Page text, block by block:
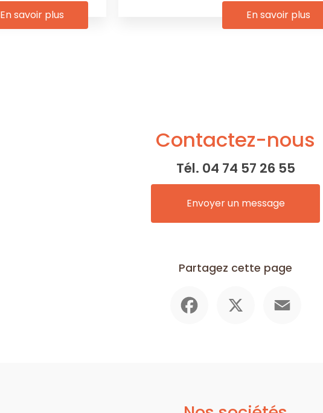
En savoir plus En savoir plus
Contactez-nous
Tél. 04 74 57 26 55
Envoyer un message
Partagez cette page